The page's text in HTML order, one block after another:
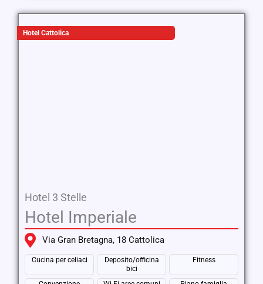
Hotel Cattolica
Hotel 3 Stelle
Hotel Imperiale
Via Gran Bretagna, 18 Cattolica
Cucina per celiaci
Deposito/officina
bici
Fitness